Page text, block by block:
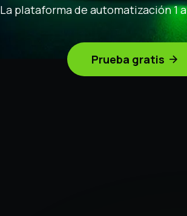
La plataforma de automatización 1
Prueba gratis